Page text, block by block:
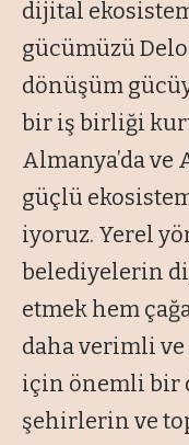
dijital
gücümüzü
dönüşüm
bir iş birliği
Almanya’da
güçlü
iyoruz. Yerel
belediyelerin
etmek hem
daha verimli
için önemli bir
şehirlerin ve